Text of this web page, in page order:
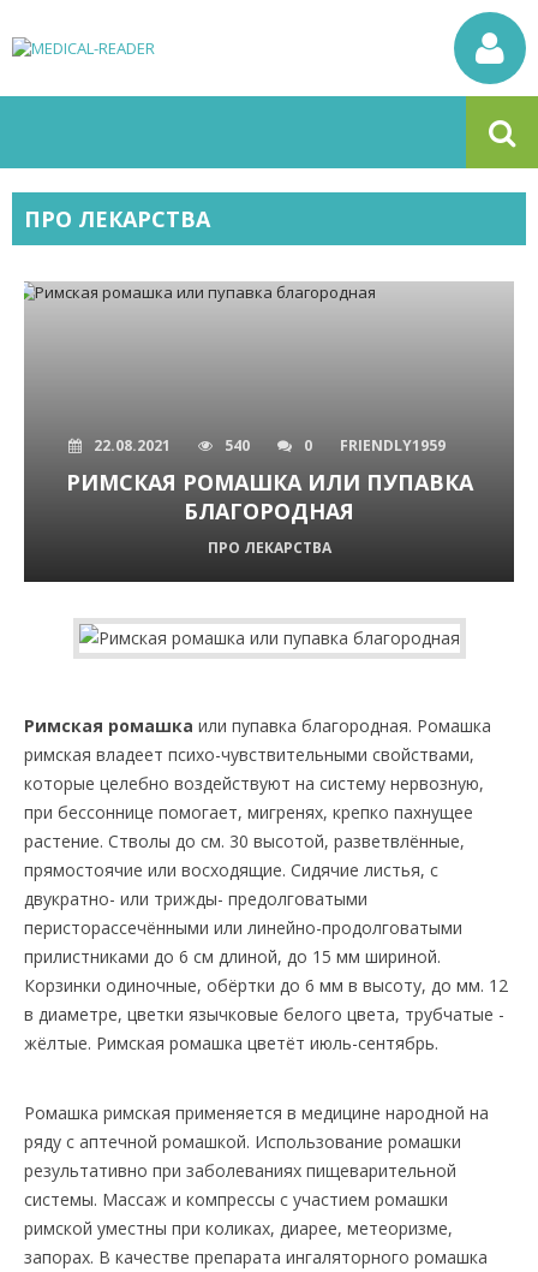
ПРО ЛЕКАРСТВА
22.08.2021 540 0 FRIENDLY1959
РИМСКАЯ РОМАШКА ИЛИ ПУПАВКА
БЛАГОРОДНАЯ
ПРО ЛЕКАРСТВА
Римская ромашка или пупавка благородная. Ромашка
римская владеет психо-чувствительными свойствами,
которые целебно воздействуют на систему нервозную,
при бессоннице помогает, мигренях, крепко пахнущее
растение. Стволы до см. 30 высотой, разветвлённые,
прямостоячие или восходящие. Сидячие листья, с
двукратно- или трижды- предолговатыми
перисторассечёнными или линейно-продолговатыми
прилистниками до 6 см длиной, до 15 мм шириной.
Корзинки одиночные, обёртки до 6 мм в высоту, до мм. 12
в диаметре, цветки язычковые белого цвета, трубчатые -
жёлтые. Римская ромашка цветёт июль-сентябрь.
Ромашка римская применяется в медицине народной на
ряду с аптечной ромашкой. Использование ромашки
результативно при заболеваниях пищеварительной
системы. Массаж и компрессы с участием ромашки
римской уместны при коликах, диарее, метеоризме,
запорах. В качестве препарата ингаляторного ромашка